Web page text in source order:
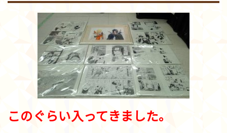
このぐらい入ってきました。